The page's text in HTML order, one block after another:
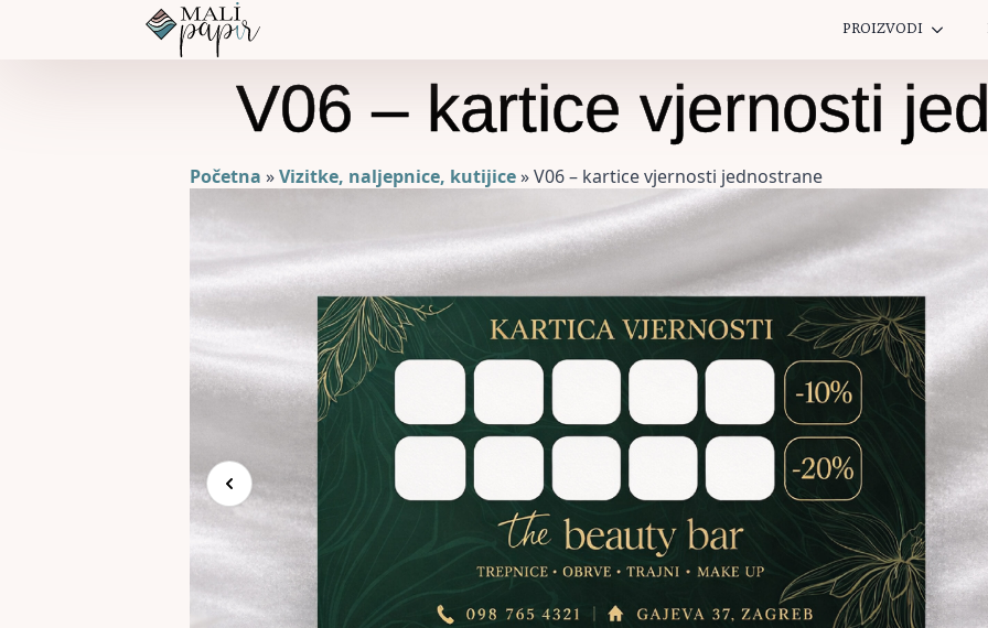
PROIZVODI
V06 – kartice vjernosti
Početna »Vizitke, naljepnice, kutijice»V06 – kartice vjernosti jednostrane